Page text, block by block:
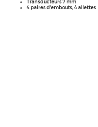
Transducteurs 7 mm
4 paires d'embouts, 4 ailettes